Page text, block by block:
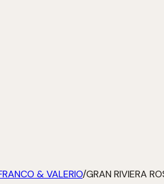
& VALERIO/GRAN RIVIERA